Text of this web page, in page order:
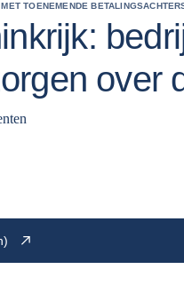
TOENEMENDE
over